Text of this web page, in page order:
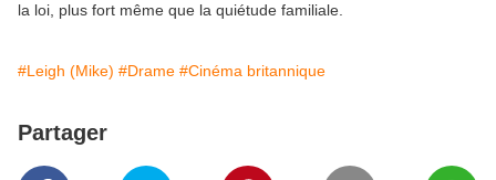
la loi, plus fort même que la quiétude familiale.
#Leigh (Mike) #Drame #Cinéma britannique
Partager